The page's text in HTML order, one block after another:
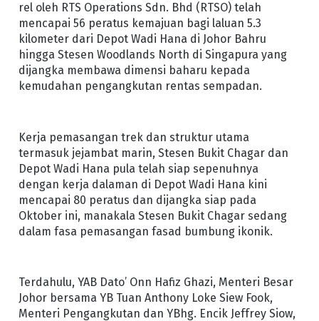
rel oleh RTS Operations Sdn. Bhd (RTSO) telah
mencapai 56 peratus kemajuan bagi laluan 5.3
kilometer dari Depot Wadi Hana di Johor Bahru
hingga Stesen Woodlands North di Singapura yang
dijangka membawa dimensi baharu kepada
kemudahan pengangkutan rentas sempadan.
Kerja pemasangan trek dan struktur utama
termasuk jejambat marin, Stesen Bukit Chagar dan
Depot Wadi Hana pula telah siap sepenuhnya
dengan kerja dalaman di Depot Wadi Hana kini
mencapai 80 peratus dan dijangka siap pada
Oktober ini, manakala Stesen Bukit Chagar sedang
dalam fasa pemasangan fasad bumbung ikonik.
Terdahulu, YAB Dato’ Onn Hafiz Ghazi, Menteri Besar
Johor bersama YB Tuan Anthony Loke Siew Fook,
Menteri Pengangkutan dan YBhg. Encik Jeffrey Siow,